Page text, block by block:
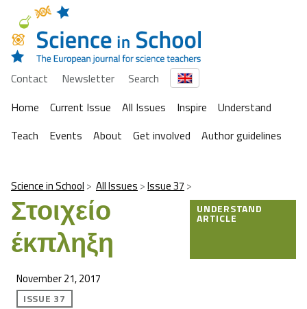
Contact Newsletter
Search
Home
Current Issue All Issues Inspire
Understand
Teach
Events About Get involved Author guidelines
Science in School All Issues Issue 37
Στοιχείο
έκπληξη
UNDERSTAND
ARTICLE
November 21, 2017
ISSUE 37